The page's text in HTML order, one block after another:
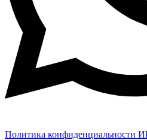
Политика конфиденциальности